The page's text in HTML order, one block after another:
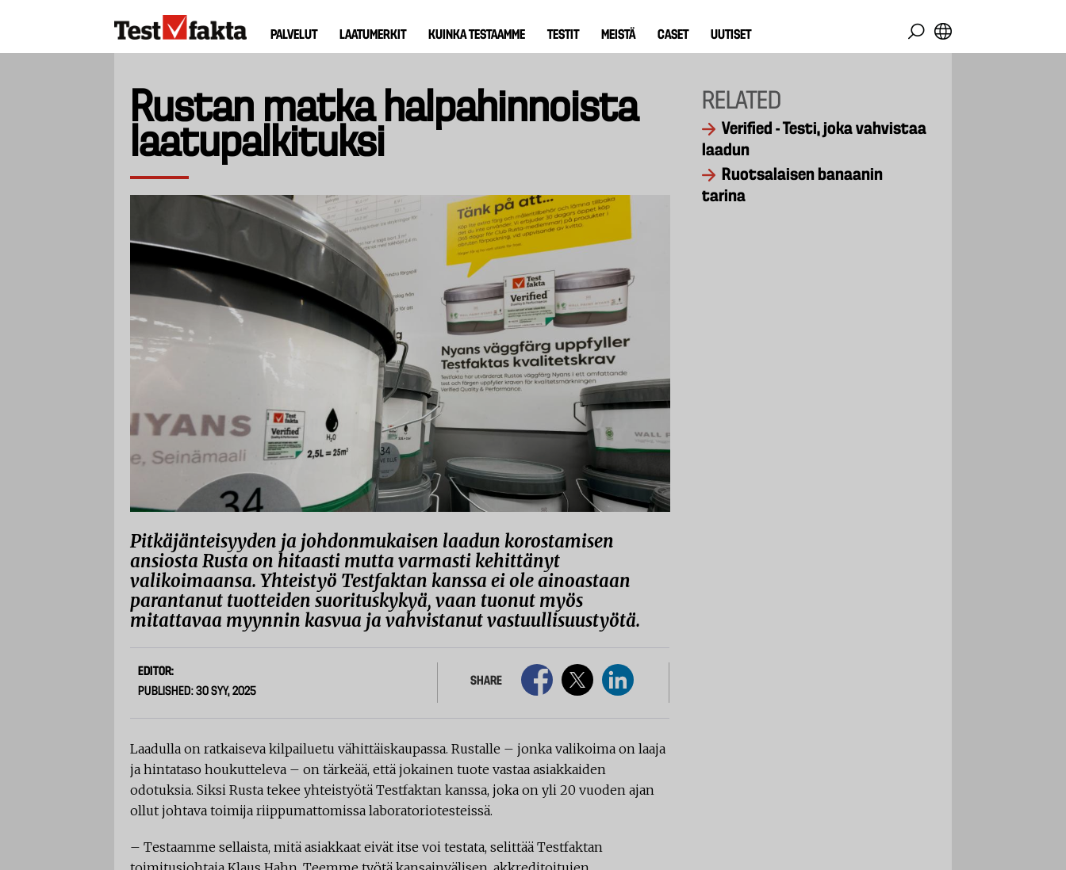
ny
PALVELUT LAATUMERKIT KUINKA TESTAAMME TESTIT MEISTÄ CASET UUTISET
Rustan matka halpahinnoista
laatupalkituksi
Pitkäjänteisyyden ja johdonmukaisen laadun korostamisen
ansiosta Rusta on hitaasti mutta varmasti kehittänyt
valikoimaansa. Yhteistyö Testfaktan kanssa ei ole ainoastaan
parantanut tuotteiden suorituskykyä, vaan tuonut myös
mitattavaa myynnin kasvua ja vahvistanut vastuullisuustyötä.
EDITOR:
PUBLISHED: 30 SYY, 2025
SHARE
Laadulla on ratkaiseva kilpailuetu vähittäiskaupassa. Rustalle – jonka valikoima on laaja
ja hintataso houkutteleva – on tärkeää, että jokainen tuote vastaa asiakkaiden
odotuksia. Siksi Rusta tekee yhteistyötä Testfaktan kanssa, joka on yli 20 vuoden ajan
ollut johtava toimija riippumattomissa laboratoriotesteissä.
– Testaamme sellaista, mitä asiakkaat eivät itse voi testata, selittää Testfaktan
RELATED
Verified - Testi, joka vahvistaa
laadun
Ruotsalaisen banaanin
tarina